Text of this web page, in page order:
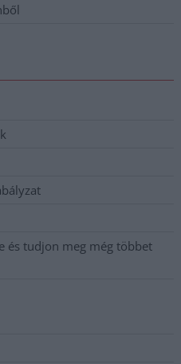
és tudjon meg még többet